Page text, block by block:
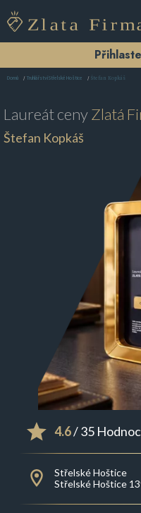
Domů Truhlářství Střelské Hoštice Štefan Kopkáš
Laureát cenyZlatá
Štefan Kopkáš
4.6/ 35
Střelské Hoštice
Střelské Hoštice